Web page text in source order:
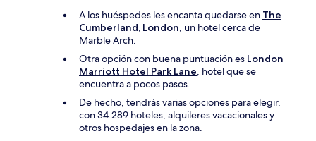
A los huéspedes les encanta quedarse en The
Cumberland, London, un hotel cerca de
Marble Arch.
Otra opción con buena puntuación es London
Marriott Hotel Park Lane, hotel que se
encuentra a pocos pasos.
De hecho, tendrás varias opciones para elegir,
con 34.289 hoteles, alquileres vacacionales y
otros hospedajes en la zona.